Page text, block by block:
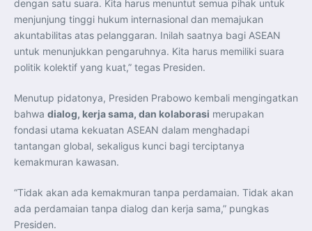
dengan satu suara. Kita harus menuntut semua pihak untuk
menjunjung tinggi hukum internasional dan memajukan
akuntabilitas atas pelanggaran. Inilah saatnya bagi ASEAN
untuk menunjukkan pengaruhnya. Kita harus memiliki suara
politik kolektif yang kuat,” tegas Presiden.
Menutup pidatonya, Presiden Prabowo kembali mengingatkan
bahwa dialog, kerja sama, dan kolaborasi merupakan
fondasi utama kekuatan ASEAN dalam menghadapi
tantangan global, sekaligus kunci bagi terciptanya
kemakmuran kawasan.
“Tidak akan ada kemakmuran tanpa perdamaian. Tidak akan
ada perdamaian tanpa dialog dan kerja sama,” pungkas
Presiden.